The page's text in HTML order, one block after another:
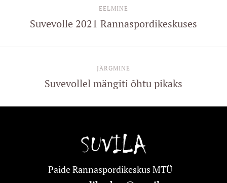
EELMINE
Suvevolle 2021 Rannaspordikeskuses
JÄRGMINE
Suvevollel mängiti õhtu pikaks
Paide Rannaspordikeskus MTÜ